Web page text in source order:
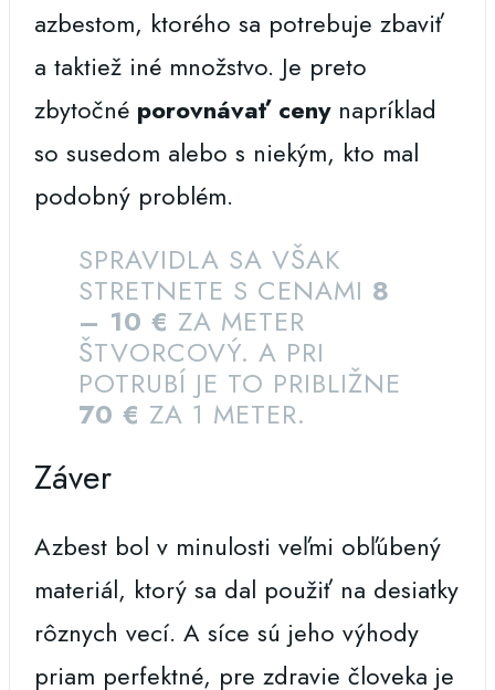
azbestom, ktorého sa potrebuje zbaviť
a taktiež iné množstvo. Je preto
zbytočné porovnávať ceny napríklad
so susedom alebo s niekým, kto mal
podobný problém.
SPRAVIDLA SA VŠAK
STRETNETE S CENAMI 8
– 10 € ZA METER
ŠTVORCOVÝ. A PRI
POTRUBÍ JE TO PRIBLIŽNE
70 € ZA 1 METER.
Záver
Azbest bol v minulosti veľmi obľúbený
materiál, ktorý sa dal použiť na desiatky
rôznych vecí. A síce sú jeho výhody
priam perfektné, pre zdravie človeka je